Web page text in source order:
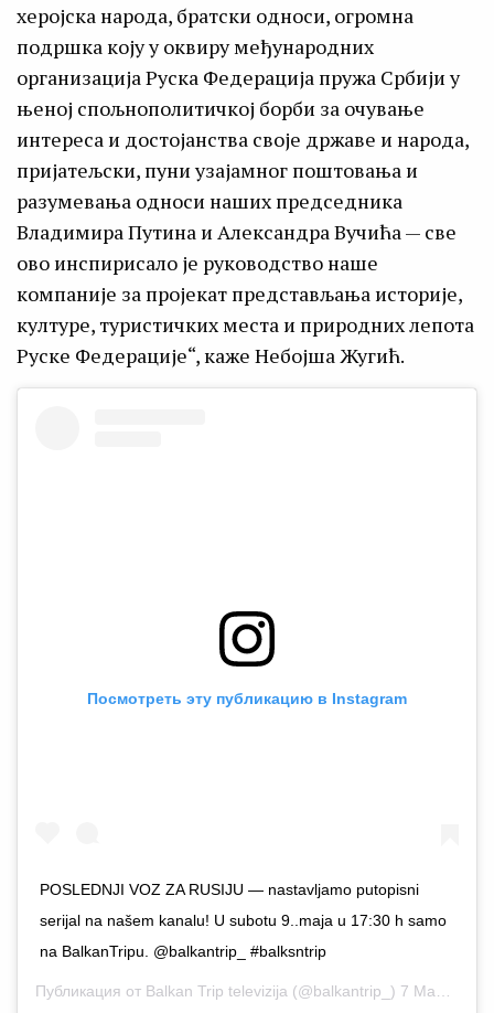
херојска народа, братски односи, огромна
подршка коју у оквиру међународних
организација Руска Федерација пружа Србији у
њеној спољнополитичкој борби за очување
интереса и достојанства своје државе и народа,
пријатељски, пуни узајамног поштовања и
разумевања односи наших председника
Владимира Путина и Александра Вучића — све
ово инспирисало је руководство наше
компаније за пројекат представљања историје,
културе, туристичких места и природних лепота
Руске Федерације“, каже Небојша Жугић.
Посмотреть эту публикацию в Instagram
POSLEDNJI VOZ ZA RUSIJU — nastavljamo putopisni
serijal na našem kanalu! U subotu 9..maja u 17:30 h samo
na BalkanTripu. @balkantrip_ #balksntrip
Публикация от Balkan Trip televizija (@balkantrip_) 7 Май 2020 в 11:11 PDT